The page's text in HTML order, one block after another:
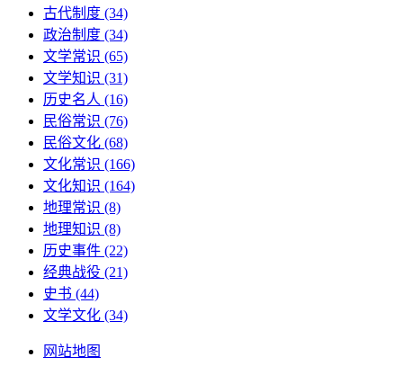
古代制度 (34)
政治制度 (34)
文学常识 (65)
文学知识 (31)
历史名人 (16)
民俗常识 (76)
民俗文化 (68)
文化常识 (166)
文化知识 (164)
地理常识 (8)
地理知识 (8)
历史事件 (22)
经典战役 (21)
史书 (44)
文学文化 (34)
网站地图